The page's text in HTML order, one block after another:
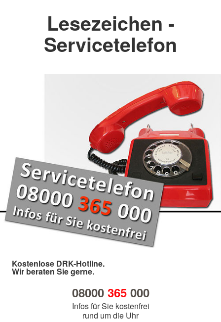
Lesezeichen -
Servicetelefon
Kostenlose DRK-Hotline.
Wir beraten Sie gerne.
08000 365000
Infos für Sie kostenfrei
rund um die Uhr